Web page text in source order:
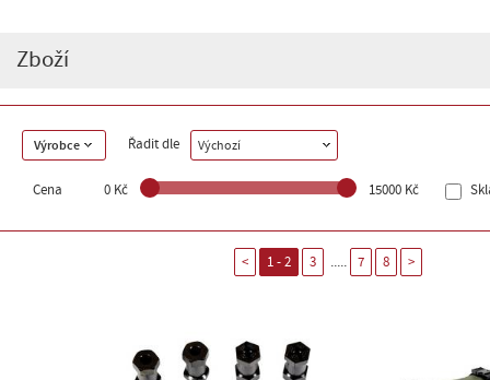
Zboží
Výrobce Řadit dle Výchozí
Cena 0 Kč 15000 Kč
< 1 - 2 3 ..... 7 8 >